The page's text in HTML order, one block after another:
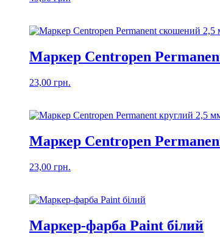
Маркер Centropen
23,00 грн.
Маркер Centropen
23,00 грн.
Маркер-фарба Paint білий